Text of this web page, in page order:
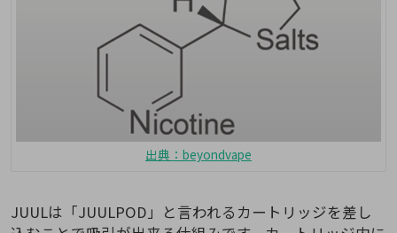
出典：beyondvape
JUULは「JUULPOD」と言われるカートリッジを差し